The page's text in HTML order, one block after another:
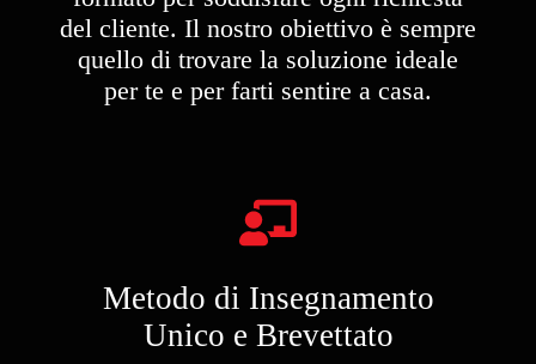
del cliente. Il nostro obiettivo è sempre
quello di trovare la soluzione ideale
per te e per farti sentire a casa.
Metodo di Insegnamento
Unico e Brevettato